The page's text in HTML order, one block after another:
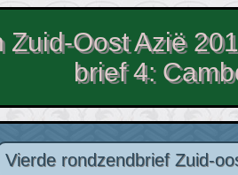
Zuid-Oost Azië
brief 4:
Vierde rondzendbrief Zuid-